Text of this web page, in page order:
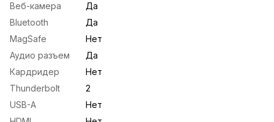
Веб-камера
Да
Bluetooth
Да
MagSafe
Нет
Аудио разъем
Да
Кардридер
Нет
Thunderbolt
2
USB-A
Нет